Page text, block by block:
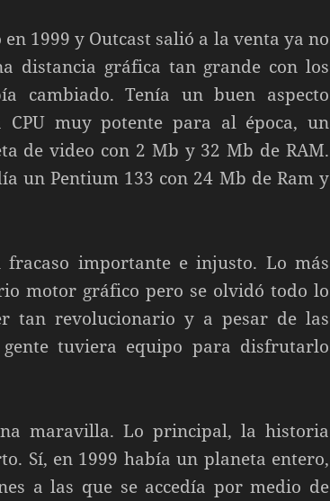
1999 y Outcast salió a la venta ya no
distancia gráfica tan grande con los
cambiado. Tenía un buen aspecto
CPU muy potente para al época, un
de video con 2 Mb y 32 Mb de RAM.
un Pentium 133 con 24 Mb de Ram y
importante e injusto. Lo más
motor gráfico pero se olvidó todo lo
tan revolucionario y a pesar de las
tuviera equipo para disfrutarlo
maravilla. Lo principal, la historia
Sí, en 1999 había un planeta entero,
a las que se accedía por medio de